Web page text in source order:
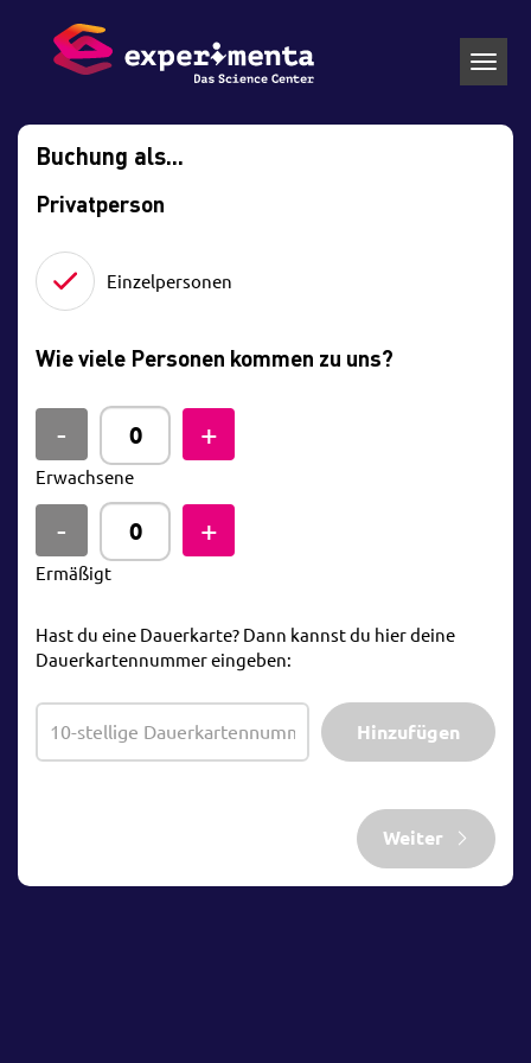
Buchung als...
Privatperson
Einzelpersonen
Wie viele Personen kommen zu uns?
Erwachsene
Ermäßigt
Hast du eine Dauerkarte? Dann kannst du hier deine
Dauerkartennummer eingeben:
Hinzufügen
Weiter